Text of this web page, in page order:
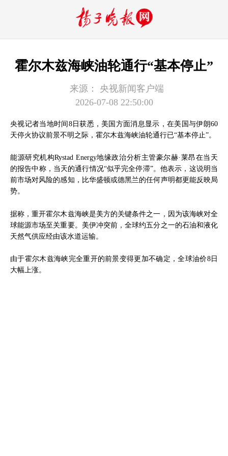
霍尔木兹海峡油轮通行“基本停止”
来源：
央视新闻客户端
2026-07-08 22:50:00
央视记者当地时间8日获悉，美国方面消息显示，在美国与伊朗60
天停火协议前景不明之际，霍尔木兹海峡油轮通行已“基本停止”。
能源研究机构Rystad Energy地缘政治分析主管豪尔赫·莱昂在当天
的报告中称，当天的通行情况“似乎完全停滞”。他表示，这说明当
前市场对风险的感知，比华盛顿或德黑兰的任何声明都更能反映局
势。
据称，重开霍尔木兹海峡是美方的关键条件之一，因为该海峡对全
球能源市场至关重要。美伊冲突前，全球约五分之一的石油和液化
天然气供应经由该水道运输。
由于霍尔木兹海峡完全重开的前景变得更加不确定，全球油价8日
大幅上涨。